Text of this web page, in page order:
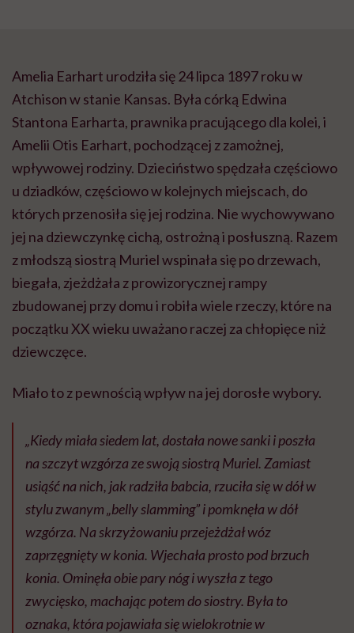
Amelia Earhart urodziła się 24 lipca 1897 roku w
Atchison w stanie Kansas. Była córką Edwina
Stantona Earharta, prawnika pracującego dla kolei, i
Amelii Otis Earhart, pochodzącej z zamożnej,
wpływowej rodziny. Dzieciństwo spędzała częściowo
u dziadków, częściowo w kolejnych miejscach, do
których przenosiła się jej rodzina. Nie wychowywano
jej na dziewczynkę cichą, ostrożną i posłuszną. Razem
z młodszą siostrą Muriel wspinała się po drzewach,
biegała, zjeżdżała z prowizorycznej rampy
zbudowanej przy domu i robiła wiele rzeczy, które na
początku XX wieku uważano raczej za chłopięce niż
dziewczęce.
Miało to z pewnością wpływ na jej dorosłe wybory.
„Kiedy miała siedem lat, dostała nowe sanki i poszła
na szczyt wzgórza ze swoją siostrą Muriel. Zamiast
usiąść na nich, jak radziła babcia, rzuciła się w dół w
stylu zwanym „belly slamming” i pomknęła w dół
wzgórza. Na skrzyżowaniu przejeżdżał wóz
zaprzęgnięty w konia. Wjechała prosto pod brzuch
konia. Ominęła obie pary nóg i wyszła z tego
zwycięsko, machając potem do siostry. Była to
oznaka, która pojawiała się wielokrotnie w